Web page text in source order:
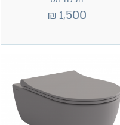
1,500
₪